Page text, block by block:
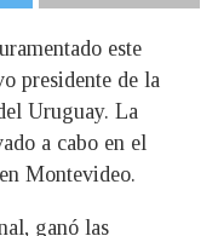
este
presidente de la
Uruguay. La
a cabo en el
Montevideo.
ganó las